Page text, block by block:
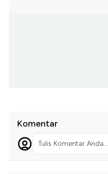
Komentar
Tulis Komentar Anda...